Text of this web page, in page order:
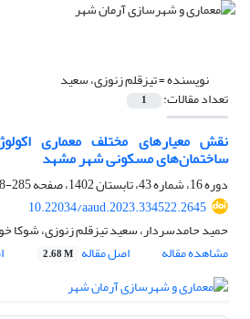
نویسنده =تیزقلم زنوزی، سعید
تعداد مقالات: 1
نقش معیارهای مختلف معماری
ساختمان‌های مسکونی شهر مشهد
دوره 16، شماره 43، تابستان 1402، صفحه
285-308
10.22034/aaud.2023.334522.2645
حمید حامدسردار، سعید تیزقلم زنوزی، شوکا
مشاهده مقاله
اصل مقاله 2.68 M